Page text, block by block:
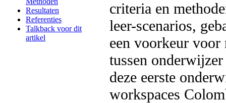
Resultaten
Referenties
Talkback voor dit
artikel
criteria en
leer-scenarios,
een voorkeur voor
tussen
deze eerste
workspaces